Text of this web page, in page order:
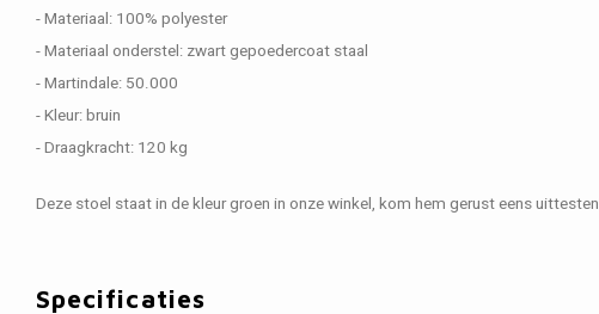
- Materiaal: 100% polyester
- Materiaal onderstel: zwart gepoedercoat staal
- Martindale: 50.000
- Kleur: bruin
- Draagkracht: 120 kg
Deze stoel staat in de kleur groen in onze winkel, kom hem gerust eens
Specificaties